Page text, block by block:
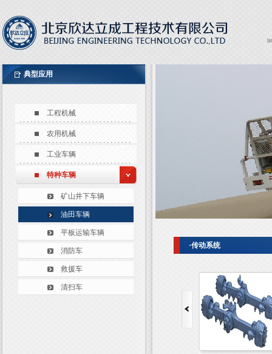
典型应用
工程机械
农用机械
工业车辆
特种车辆
矿山井下车辆
油田车辆
平板运输车辆
消防车
救援车
清扫车
·传动系统